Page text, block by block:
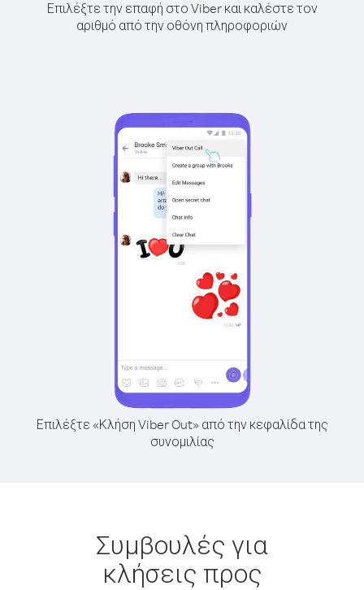
Επιλέξτε την επαφή στο Viber και καλέστε τον
αριθμό από την οθόνη πληροφοριών
Επιλέξτε «Κλήση Viber Out» από την κεφαλίδα της
συνομιλίας
Συμβουλές για
κλήσεις προς